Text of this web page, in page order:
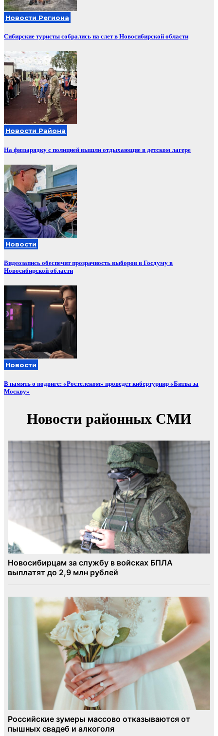
Новости Региона
Сибирские туристы собрались на слет в Новосибирской области
Новости Района
На физзарядку с полицией вышли отдыхающие в детском лагере
Новости
Видеозапись обеспечит прозрачность выборов в Госдуму в
Новосибирской области
Новости
В память о подвиге: «Ростелеком» проведет кибертурнир «Битва за
Москву»